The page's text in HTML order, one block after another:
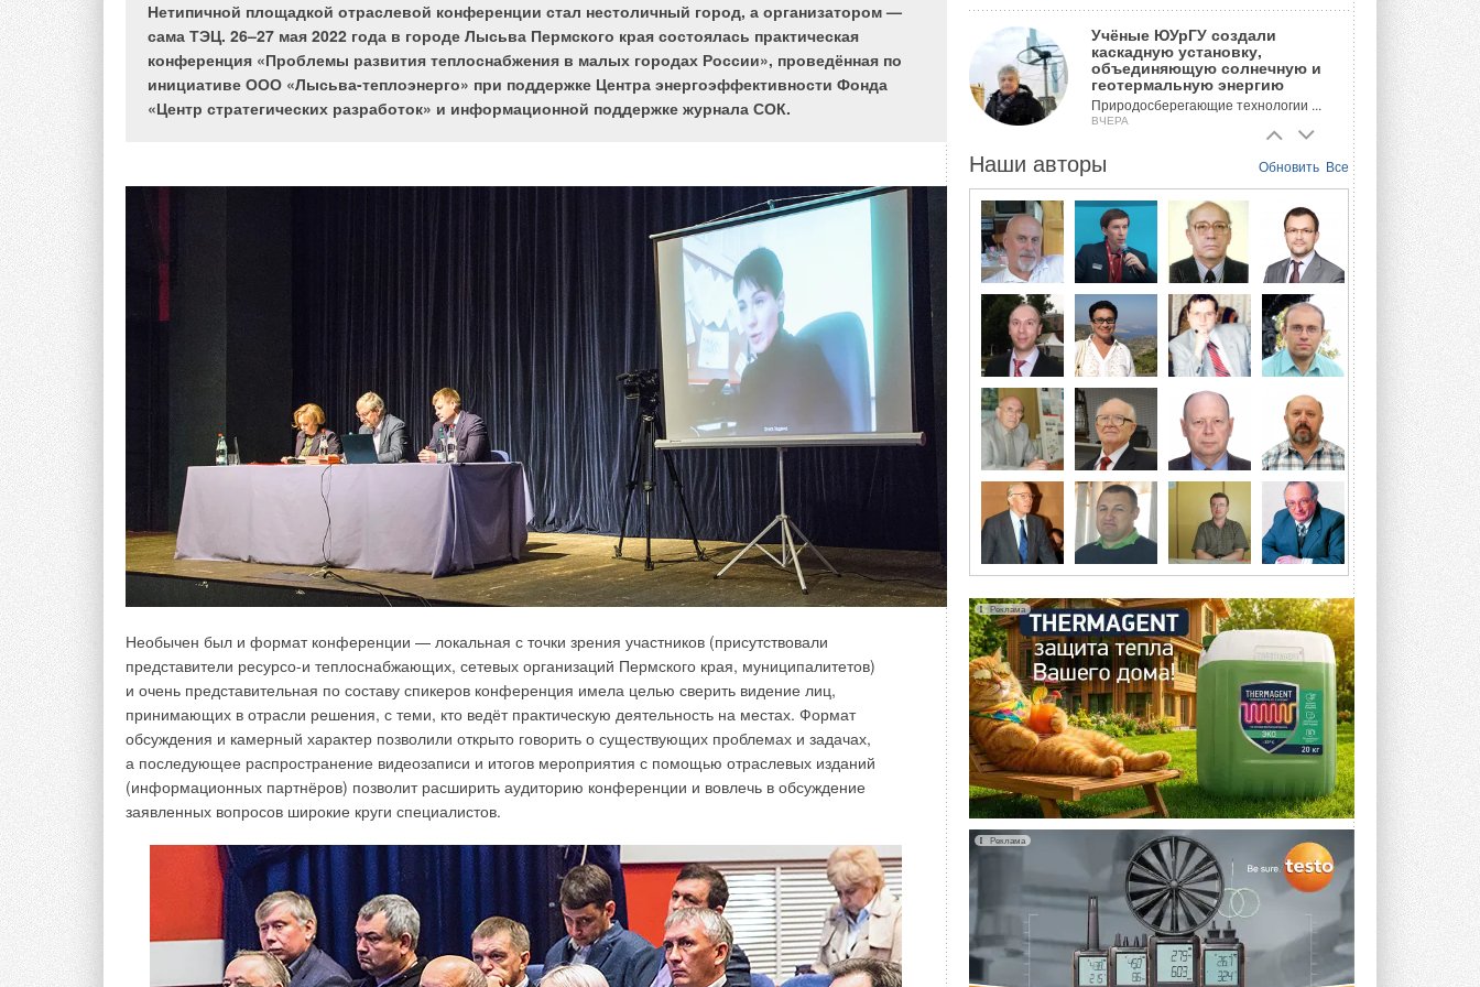
Нетипичной площадкой отраслевой конференции стал нестоличный город, а организатором —
сама ТЭЦ. 26–27 мая 2022 года в городе Лысьва Пермского края состоялась практическая
конференция «Проблемы развития теплоснабжения в малых городах России», проведённая по
инициативе ООО «Лысьва-теплоэнерго» при поддержке Центра энергоэффективности Фонда
«Центр стратегических разработок» и информационной поддержке журнала СОК.
Необычен был и формат конференции — локальная с точки зрения участников (присутствовали
представители ресурсо-и теплоснабжающих, сетевых организаций Пермского края, муниципалитетов)
и очень представительная по составу спикеров конференция имела целью сверить видение лиц,
принимающих в отрасли решения, с теми, кто ведёт практическую деятельность на местах. Формат
обсуждения и камерный характер позволили открыто говорить о существующих проблемах и задачах,
а последующее распространение видеозаписи и итогов мероприятия с помощью отраслевых изданий
(информационных партнёров) позволит расширить аудиторию конференции и вовлечь в обсуждение
заявленных вопросов широкие круги специалистов.
Учёные ЮУрГУ создали
каскадную установку,
объединяющую солнечную и
геотермальную энергию
Природосберегающие технологии ...
ВЧЕРА
Для Арктики создали
ветрогенераторов от аварий
Разработка учитывает влияние
мерзлоты, обледенения и снеговых ...
ВЧЕРА
Гибридный тепловой насос PV/T
с одним общим испарителем
Исследователи предложили
конструкцию двухисточникового ...
5 АВГУСТА 2026
21-й ежегодный форум
«ЦОД-2026»
Мероприятие пройдет 2-3 сентября в
отеле Radisson Slavyanskaya. Форум
посетит более двух тысяч участников ...
5 АВГУСТА 2026
Китайская Shenling представила
линейку тепловых насосов
Серия ThermaX R290 All-In-One
включает три модели ...
4 АВГУСТА 2026
Тепловые насосы в связке с
солнечной генерацией и
накопителем снижают
потребление на 60%
Исследователи из Италии установили ...
4 АВГУСТА 2026
«РУСКЛИМАТ Fest 2026» в Уфе
собрал свыше 700 профи
климатической отрасли
Организатором выступил торгово-
производственный холдинг ...
3 АВГУСТА 2026
«Датарк» испытал модульный
ЦОД с плотностью 54 кВт на
стойку
Обновить Все
Наши авторы
Реклама
Реклама
комплектации объекта при высоком качестве продукции, помощь клиентам.
Олег Хрипач, генеральный директор компании «Компенсаторы «Протон-Энергия»
В настоящее время сегмент инженерного обустройства зданий и сооружений в России переживает
непростые времена, как, впрочем, и вся отечественная экономика. Можете ли вы сказать, что
компания «Компенсаторы «Протон-Энергия» вошла в этот кризис с достаточным запасом
прочности?
— Да, запас прочности был. В нашей фирме вообще подход такой — стараться делать всё и всегда
с запасом. В частности, к нынешнему кризису компания подошла с достаточно большим объёмом склада. Из
Италии мы осуществляем небольшую часть поставок, поэтому текущие форс-мажорные обстоятельства
пока не оказали какого-либо серьёзного влияния на бизнес. К тому же, несмотря на непростую
внешнеполитическую обстановку, машины с компенсаторами из Италии к нам приходили уже неоднократно.
Но самое главное, что нам помогло, — открытие собственного производства полного цикла. Именно наше
производство обеспечивает очень активное пополнение складских запасов. Сегодня из Италии мы
импортируем не более 20 процентов продукции. Соответственно, 80 процентов производим в России. И чем
дальше, тем большее количество компенсаторов мы производим самостоятельно.